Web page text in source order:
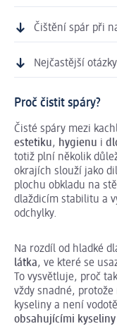
Čištění spár při
Nejčastější
Proč čistit spáry?
Čisté spáry mezi
estetiku, hygienu i
totiž plní několik
okrajích slouží jako
plochu obkladu na
dlaždicím stabilitu a
odchylky.
Na rozdíl od hladké
látka, ve které se
To vysvětluje, proč
vždy snadné,
kyseliny a není
obsahujícími kyseliny